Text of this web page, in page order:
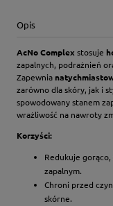
Opis
AcNo Complexstosuje
zapalnych, podrażnień
Zapewnia
zarówno dla skóry, jak i
spowodowany stanem
wrażliwość na nawroty
Korzyści:
Redukuje
zapalnym.
Chroni przed
skórne.